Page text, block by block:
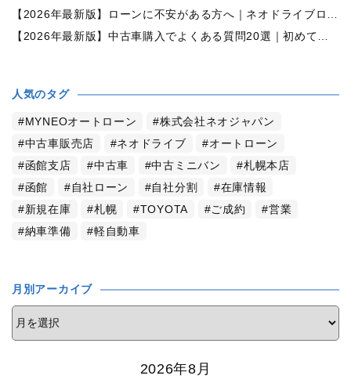
【2026年最新版】ローンに不安がある方へ｜ネオドライブローンの窓口で新しいカーライフをサポート
【2026年最新版】中古車購入でよくある質問20選｜初めての方でも失敗しない完全ガイド【札幌・北海道対応】
人気のタグ
MYNEOオートローン
株式会社ネオジャパン
中古車販売店
ネオドライブ
オートローン
函館支店
中古車 中古ミニバン
札幌本店
函館
自社ローン 自社分割
在庫情報
新規在庫
札幌 TOYOTA ご成約
営業
納車準備
軽自動車
月別アーカイブ
2026年8月